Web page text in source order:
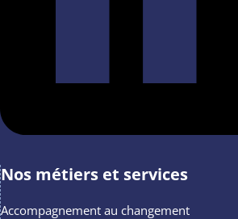
Nos métiers et services
Accompagnement au changement